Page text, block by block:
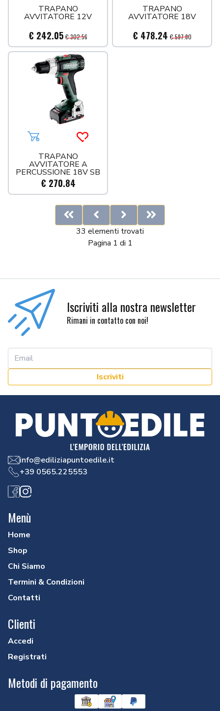
TRAPANO
AVVITATORE 12V
€ 242.05 € 302.56
TRAPANO
AVVITATORE 18V
€ 478.24 € 597.80
Aggiungi al carrelloAcquista più tardi
TRAPANO
AVVITATORE A
PERCUSSIONE 18V SB
18 L
€ 270.84
FirstPrevious
33 elementi trovati
Pagina 1 di 1
NextLast
Iscriviti alla nostra newsletter
Rimani in contatto con noi!
Iscriviti
info@ediliziapuntoedile.it
+39 0565.225553
Facebook
Instagram
Menù
Home
Shop
Chi Siamo
Termini & Condizioni
Contatti
Clienti
Accedi
Registrati
Metodi di pagamento